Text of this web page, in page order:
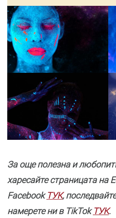
За още полезнa и
харесайте страницата нa
FacebookТУК,
намерете ни в TikTokТУК.